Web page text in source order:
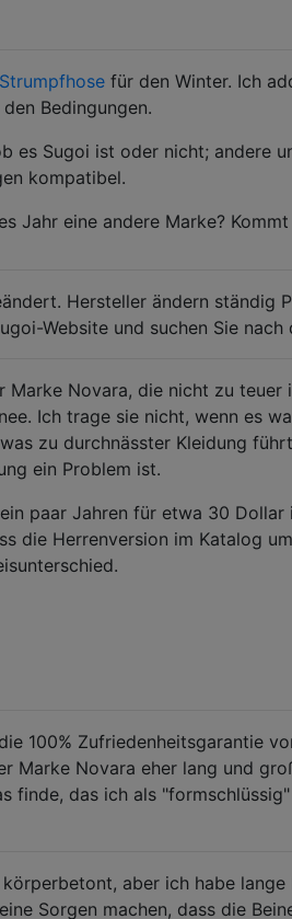
für den Winter. Ich
Bedingungen.
es Sugoi ist oder nicht; andere
kompatibel.
Jahr eine andere Marke?
Hersteller ändern ständig
Website und suchen Sie nach
Marke Novara, die nicht zu
Ich trage sie nicht, wenn es
zu durchnässter Kleidung
ein Problem ist.
paar Jahren für etwa 30
die Herrenversion im Katalog
100% Zufriedenheitsgarantie
Marke Novara eher lang und
finde, das ich als
aber ich habe
Sorgen machen, dass die